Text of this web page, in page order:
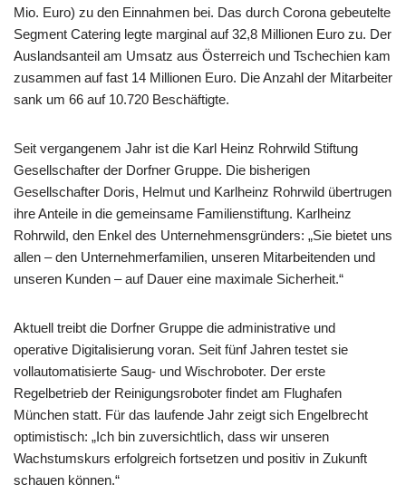
Mio. Euro) zu den Einnahmen bei. Das durch Corona gebeutelte
Segment Catering legte marginal auf 32,8 Millionen Euro zu. Der
Auslandsanteil am Umsatz aus Österreich und Tschechien kam
zusammen auf fast 14 Millionen Euro. Die Anzahl der Mitarbeiter
sank um 66 auf 10.720 Beschäftigte.
Seit vergangenem Jahr ist die Karl Heinz Rohrwild Stiftung
Gesellschafter der Dorfner Gruppe. Die bisherigen
Gesellschafter Doris, Helmut und Karlheinz Rohrwild übertrugen
ihre Anteile in die gemeinsame Familienstiftung. Karlheinz
Rohrwild, den Enkel des Unternehmensgründers: „Sie bietet uns
allen – den Unternehmerfamilien, unseren Mitarbeitenden und
unseren Kunden – auf Dauer eine maximale Sicherheit.“
Aktuell treibt die Dorfner Gruppe die administrative und
operative Digitalisierung voran. Seit fünf Jahren testet sie
vollautomatisierte Saug- und Wischroboter. Der erste
Regelbetrieb der Reinigungsroboter findet am Flughafen
München statt. Für das laufende Jahr zeigt sich Engelbrecht
optimistisch: „Ich bin zuversichtlich, dass wir unseren
Wachstumskurs erfolgreich fortsetzen und positiv in Zukunft
schauen können.“